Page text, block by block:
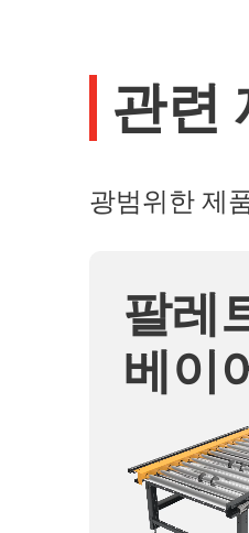
관련
광범위한 제
팔레
베이